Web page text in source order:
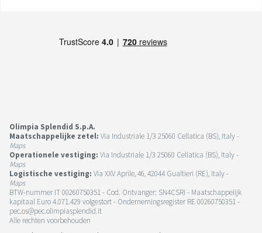
Olimpia Splendid S.p.A.
Maatschappelijke zetel: Via Industriale 1/3 25060 Cellatica (BS), Italy -
Maps
Operationele vestiging: Via Industriale 1/3 25060 Cellatica (BS), Italy -
Maps
Logistische vestiging: Via XXV Aprile, 46, 42044 Gualtieri (RE), Italy -
Maps
BTW-nummer IT 00260750351 - Cod. Ontvanger: SN4CSRI - Maatschappelijk
kapitaal Euro 4.071.429 volgestort - Ondernemingsregister RE 00260750351 -
pec.os@pec.olimpiasplendid.it
Alle rechten voorbehouden